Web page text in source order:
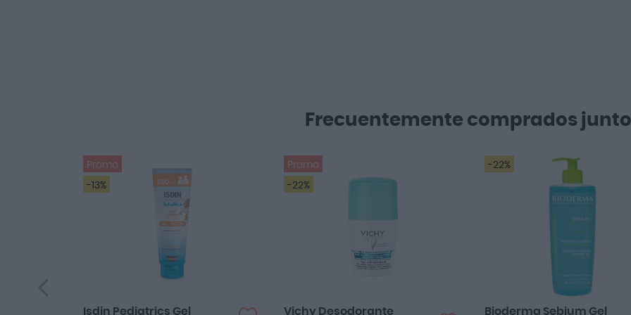
Frecuentemente comprados
Promo
-13%
Isdin Pediatrics Gel
Promo
-22%
Vichy Desodorante
-22%
Bioderma Sebium Gel